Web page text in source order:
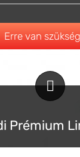
Erre van
Prémium